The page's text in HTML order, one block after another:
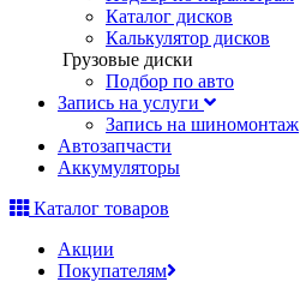
Каталог дисков
Калькулятор дисков
Грузовые диски
Подбор по авто
Запись на услуги
Запись на шиномонтаж
Автозапчасти
Аккумуляторы
Каталог товаров
Акции
Покупателям